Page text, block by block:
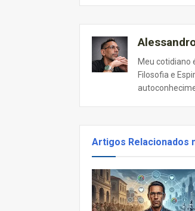
Meu cotidiano
Filosofia e
Artigos Relacionados